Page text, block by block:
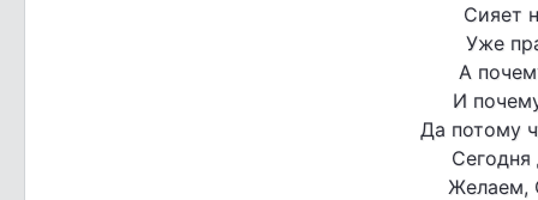
Сияет
Уже
А
И
Да потому
Сегодня
Желаем,